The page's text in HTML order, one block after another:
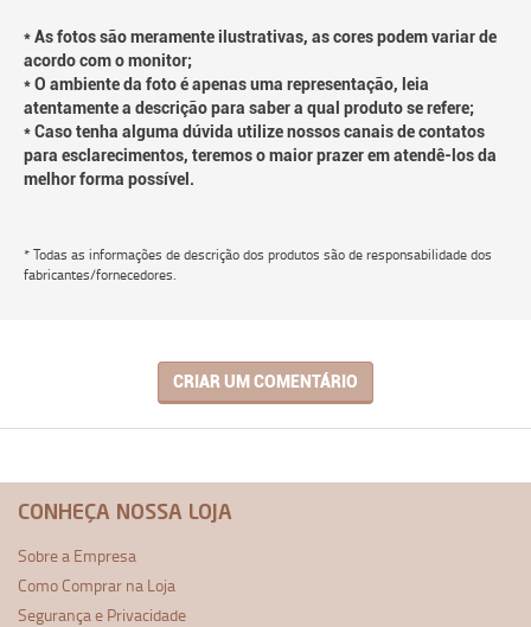
* As fotos são meramente ilustrativas, as cores podem variar de
acordo com o monitor;
* O ambiente da foto é apenas uma representação, leia
atentamente a descrição para saber a qual produto se refere;
* Caso tenha alguma dúvida utilize nossos canais de contatos
para esclarecimentos, teremos o maior prazer em atendê-los da
melhor forma possível.
* Todas as informações de descrição dos produtos são de responsabilidade dos
fabricantes/fornecedores.
CRIAR UM COMENTÁRIO
CONHEÇA NOSSA LOJA
Sobre a Empresa
Como Comprar na Loja
Segurança e Privacidade